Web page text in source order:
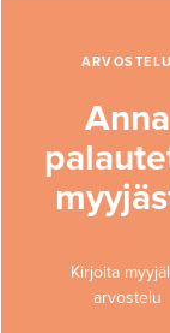
ARVOSTELU
Anna
Kirjoita
arvostelu